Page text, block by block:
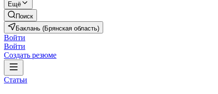
Ещё
Поиск
Баклань (Брянская область)
Войти
Войти
Создать резюме
Статьи